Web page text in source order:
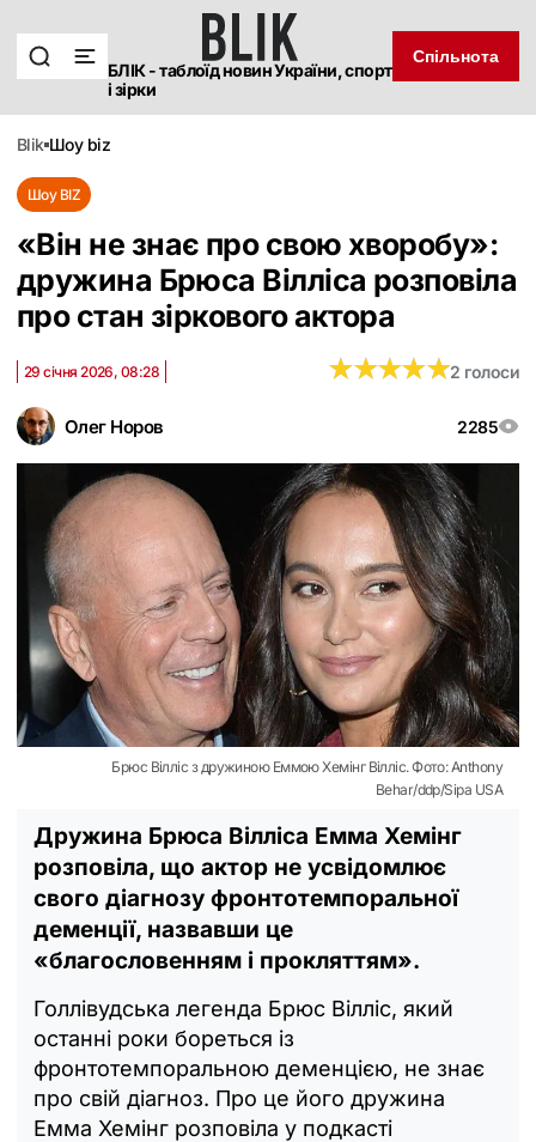
БЛІК - таблоїд новин України, спорт
і зірки
Спільнота
blik шоу biz
Шоу BIZ
«Він не знає про свою хворобу»:
дружина Брюса Вілліса розповіла
про стан зіркового актора
Олег Норов 2285
29 січня 2026, 08:28 ★★★★★
★★★★★2 голоси
Брюс Вілліс з дружиною Еммою Хемінг Вілліс. Фото: Anthony
Behar/ddp/Sipa USA
Дружина Брюса Вілліса Емма Хемінг
розповіла, що актор не усвідомлює
свого діагнозу фронтотемпоральної
деменції, назвавши це
«благословенням і прокляттям».
Голлівудська легенда Брюс Вілліс, який
останні роки бореться із
фронтотемпоральною деменцією, не знає
про свій діагноз. Про це його дружина
Емма Хемінг розповіла у подкасті